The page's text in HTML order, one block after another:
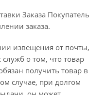
Заказа Покупатель
заказа.
извещения от почты,
о том, что товар
получить товар в
случае, при долгом